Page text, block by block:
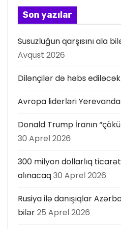
a
ı
Son yazılar
Susuzluğun qarşısını ala
Avqust 2026
Dilənçilər də həbs ediləcək
Avropa liderləri Yerevanda
Donald Trump İranın
30 Aprel 2026
300 milyon dollarlıq
alınacaq30 Aprel 2026
Rusiya ilə danışıqlar
bilər25 Aprel 2026